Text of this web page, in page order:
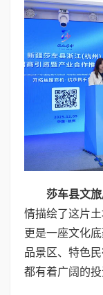
莎车县文
情描绘了这片
更是一座文化
品景区、特色
都有着广阔的投